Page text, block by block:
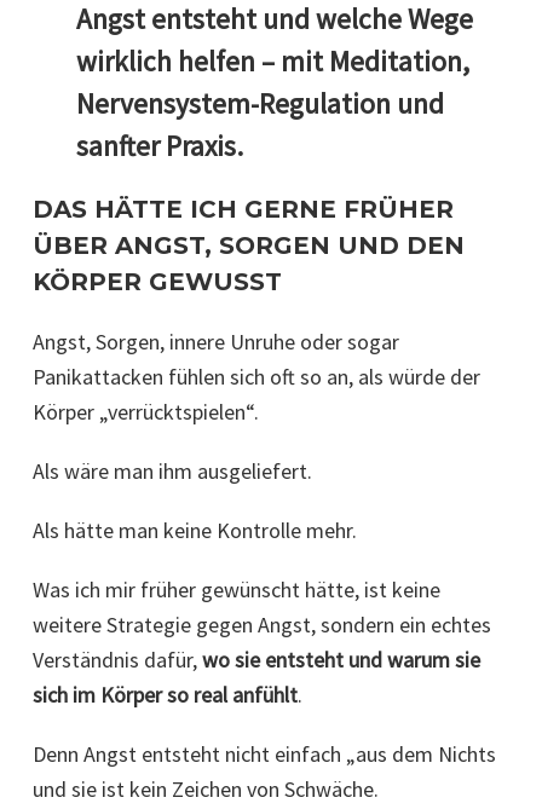
Angst entsteht und welche Wege
wirklich helfen – mit Meditation,
Nervensystem-Regulation und
sanfter Praxis.
DAS HÄTTE ICH GERNE FRÜHER
ÜBER ANGST, SORGEN UND DEN
KÖRPER GEWUSST
Angst, Sorgen, innere Unruhe oder sogar
Panikattacken fühlen sich oft so an, als würde der
Körper „verrücktspielen“.
Als wäre man ihm ausgeliefert.
Als hätte man keine Kontrolle mehr.
Was ich mir früher gewünscht hätte, ist keine
weitere Strategie gegen Angst, sondern ein echtes
Verständnis dafür,wo sie entsteht und warum sie
sich im Körper so real anfühlt.
Denn Angst entsteht nicht einfach „aus dem Nichts
und sie ist kein Zeichen von Schwäche.